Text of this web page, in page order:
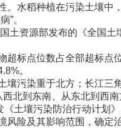
水稻种植在污染土壤中，
”。
资源部发布的《全国土
点位数占全部超标点位
。
污染重于北方；长江三角
北到东南、从东北到西南
壤污染防治行动计划》
风险及其影响范围，确定